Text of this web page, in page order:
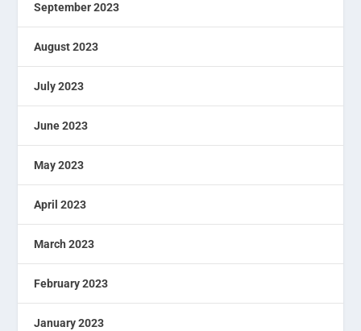
September 2023
August 2023
July 2023
June 2023
May 2023
April 2023
March 2023
February 2023
January 2023